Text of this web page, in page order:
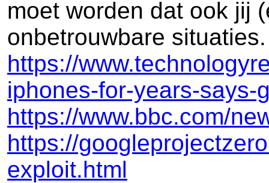
moet worden dat ook jij
onbetrouwbare situaties.
https://
iphones-for-years-says-
https://www.bbc.com/
https://
exploit.html